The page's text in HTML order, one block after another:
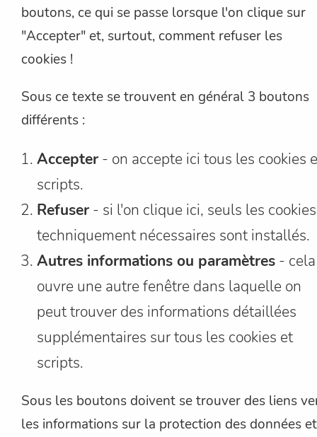
boutons, ce qui se passe lorsque l'on clique sur
"Accepter" et, surtout, comment refuser les
cookies !
Sous ce texte se trouvent en général 3 boutons
différents :
Accepter- on accepte ici tous les cookies
scripts.
Refuser- si l'on clique ici, seuls les cookies
techniquement nécessaires sont installés.
Autres informations ou paramètres - cela
ouvre une autre fenêtre dans laquelle on
peut trouver des informations détaillées
supplémentaires sur tous les cookies et
scripts.
Sous les boutons doivent se trouver des liens
les informations sur la protection des données et